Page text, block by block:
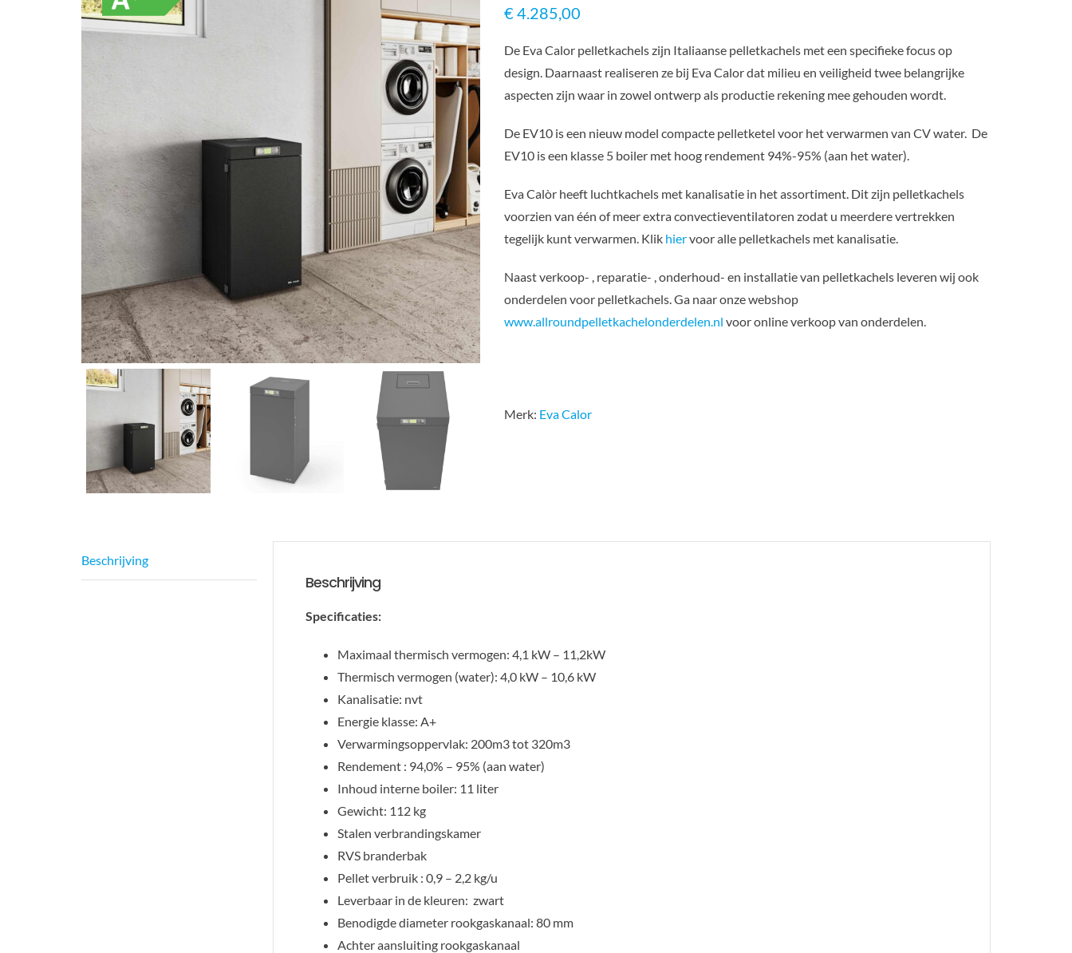
€ 4.285,00
De Eva Calor pelletkachels zijn Italiaanse pelletkachels met een specifieke focus op
design. Daarnaast realiseren ze bij Eva Calor dat milieu en veiligheid twee belangrijke
aspecten zijn waar in zowel ontwerp als productie rekening mee gehouden wordt.
De EV10 is een nieuw model compacte pelletketel voor het verwarmen van CV water. De
EV10 is een klasse 5 boiler met hoog rendement 94%-95% (aan het water).
Eva Calòr heeft luchtkachels met kanalisatie in het assortiment. Dit zijn pelletkachels
voorzien van één of meer extra convectieventilatoren zodat u meerdere vertrekken
tegelijk kunt verwarmen. Klik hiervoor alle pelletkachels met kanalisatie.
Naast verkoop- , reparatie- , onderhoud- en installatie van pelletkachels leveren wij ook
onderdelen voor pelletkachels. Ga naar onze webshop
www.allroundpelletkachelonderdelen.nl voor online verkoop van onderdelen.
Merk: Eva Calor
Beschrijving
Beschrijving
Specificaties:
Maximaal thermisch vermogen: 4,1 kW – 11,2kW
Thermisch vermogen (water): 4,0 kW – 10,6 kW
Kanalisatie: nvt
Energie klasse: A+
Verwarmingsoppervlak: 200m3 tot 320m3
Rendement : 94,0% – 95% (aan water)
Inhoud interne boiler: 11 liter
Gewicht: 112 kg
Stalen verbrandingskamer
RVS branderbak
Pellet verbruik : 0,9 – 2,2 kg/u
Leverbaar in de kleuren: zwart
Benodigde diameter rookgaskanaal: 80 mm
Achter aansluiting rookgaskanaal